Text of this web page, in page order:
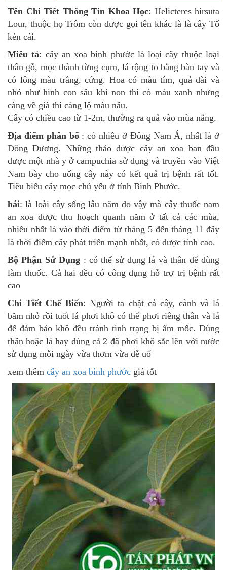
Tên Chi Tiết Thông Tin Khoa Học: Helicteres hirsuta
Lour, thuộc họ Trôm còn được gọi tên khác là là cây Tổ
kén cái.
Miêu tả: cây an xoa bình phước là loại cây thuộc loại
thân gỗ, mọc thành từng cụm, lá rộng to bằng bàn tay và
có lông màu trắng, cứng. Hoa có màu tím, quả dài và
nhỏ như hình con sâu khi non thì có màu xanh nhưng
càng về già thì càng lộ màu nâu.
Cây có chiều cao từ 1-2m, thường ra quả vào mùa nắng.
Địa điểm phân bố: có nhiều ở Đông Nam Á, nhất là ở
Đông Dương. Những thảo dược cây an xoa ban đầu
được một nhà y ở campuchia sử dụng và truyền vào Việt
Nam bày cho uống cây này có kết quả trị bệnh rất tốt.
Tiêu biểu cây mọc chủ yếu ở tỉnh Bình Phước.
hái: là loài cây sống lâu năm do vậy mà cây thuốc nam
an xoa được thu hoạch quanh năm ở tất cả các mùa,
nhiều nhất là vào thời điểm từ tháng 5 đến tháng 11 đây
là thời điểm cây phát triển mạnh nhất, có dược tính cao.
Bộ Phận Sử Dụng : có thể sử dụng lá và thân để dùng
làm thuốc. Cả hai đều có công dụng hỗ trợ trị bệnh rất
cao
Chi Tiết Chế Biến: Người ta chặt cả cây, cành và lá
băm nhỏ rồi tuốt lá phơi khô có thể phơi riêng thân và lá
để đảm bảo khô đều tránh tình trạng bị ẩm mốc. Dùng
thân hoặc lá hay dùng cả 2 đã phơi khô sắc lên với nước
sử dụng mỗi ngày vừa thơm vừa dễ uố
xem thêm cây an xoa bình phước giá tốt